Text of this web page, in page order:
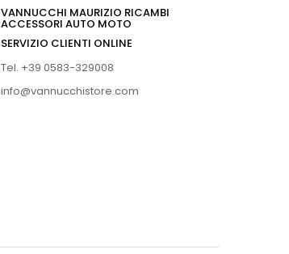
VANNUCCHI MAURIZIO RICAMBI
ACCESSORI AUTO MOTO
SERVIZIO CLIENTI ONLINE
Tel. +39 0583-329008
info@vannucchistore.com